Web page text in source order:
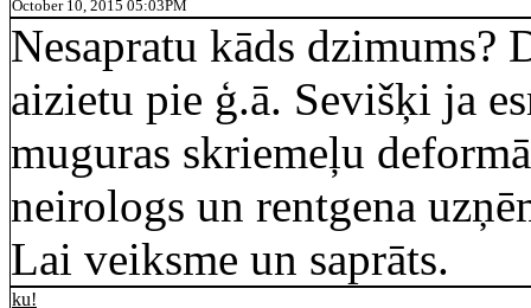
October 10, 2015 05:03PM
Nesapratu kāds dzimums?
aizietu pie ģ.ā. Sevišķi ja
muguras skriemeļu
neirologs un rentgena
Lai veiksme un saprāts.
ku!